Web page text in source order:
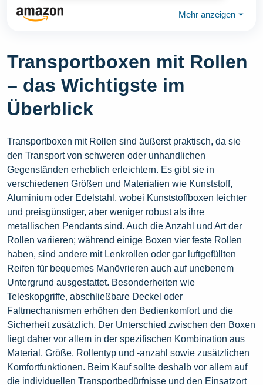
Mehr anzeigen ⏷
Transportboxen mit Rollen
– das Wichtigste im
Überblick
Transportboxen mit Rollen sind äußerst praktisch, da sie
den Transport von schweren oder unhandlichen
Gegenständen erheblich erleichtern. Es gibt sie in
verschiedenen Größen und Materialien wie Kunststoff,
Aluminium oder Edelstahl, wobei Kunststoffboxen leichter
und preisgünstiger, aber weniger robust als ihre
metallischen Pendants sind. Auch die Anzahl und Art der
Rollen variieren; während einige Boxen vier feste Rollen
haben, sind andere mit Lenkrollen oder gar luftgefüllten
Reifen für bequemes Manövrieren auch auf unebenem
Untergrund ausgestattet. Besonderheiten wie
Teleskopgriffe, abschließbare Deckel oder
Faltmechanismen erhöhen den Bedienkomfort und die
Sicherheit zusätzlich. Der Unterschied zwischen den Boxen
liegt daher vor allem in der spezifischen Kombination aus
Material, Größe, Rollentyp und -anzahl sowie zusätzlichen
Komfortfunktionen. Beim Kauf sollte deshalb vor allem auf
die individuellen Transportbedürfnisse und den Einsatzort